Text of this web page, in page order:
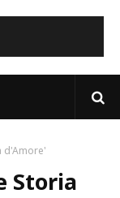
d'Amore'
Storia